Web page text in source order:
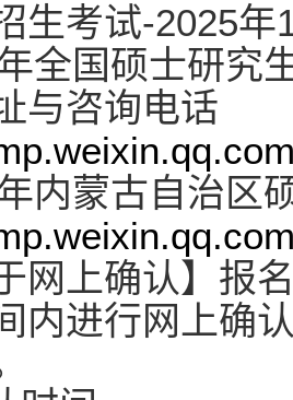
生考试-2025
全国硕士研究
与咨询电话
内蒙古自治区
网上确认】 报
内进行网上确